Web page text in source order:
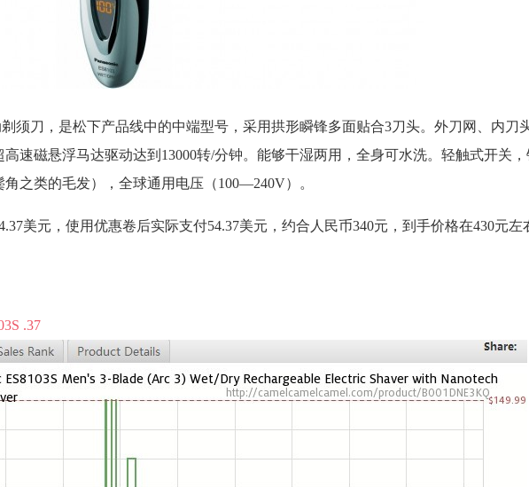
剃须刀，是松下产品线中的中端型号，采用拱形瞬锋多面贴合3刀头。外刀网、内刀
速磁悬浮马达驱动达到13000转/分钟。能够干湿两用，全身可水洗。轻触式开关，
之类的毛发），全球通用电压（100—240V）。
美元，使用优惠卷后实际支付54.37美元，约合人民币340元，到手价格在430元左